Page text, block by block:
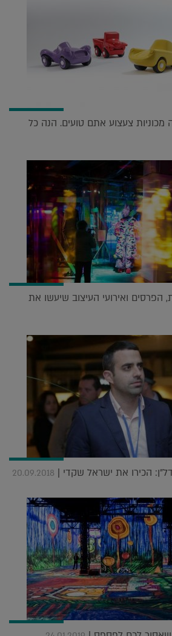
צעצוע אתם טועים. הנה כל
הפרסים ואירועי העיצוב שיעשו את
הכירו את ישראל שקדי | 20.09.2018